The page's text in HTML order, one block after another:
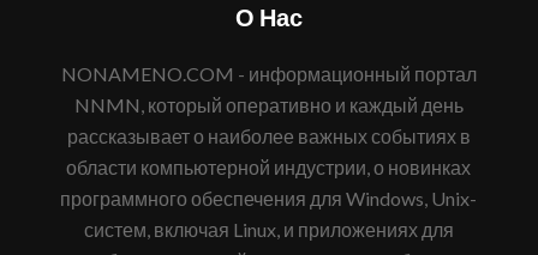
О Нас
NONAMENO.COM - информационный портал
NNMN, который оперативно и каждый день
рассказывает о наиболее важных событиях в
области компьютерной индустрии, о новинках
программного обеспечения для Windows, Unix-
систем, включая Linux, и приложениях для